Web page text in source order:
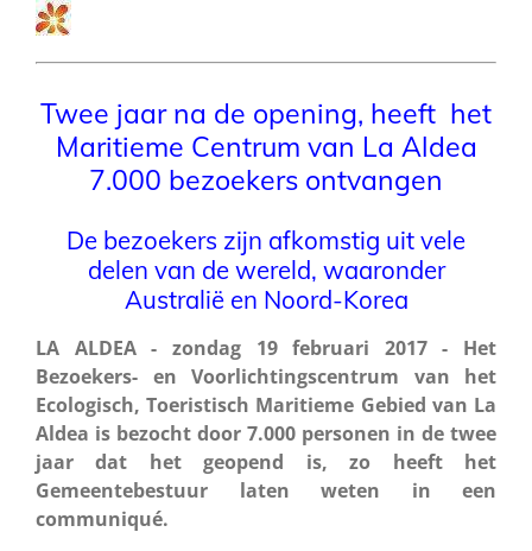
Twee jaar na de opening, heeft het
Maritieme Centrum van La Aldea
7.000 bezoekers ontvangen
De bezoekers zijn afkomstig uit vele
delen van de wereld, waaronder
Australië en Noord-Korea
LA ALDEA - zondag 19 februari 2017 - Het
Bezoekers- en Voorlichtingscentrum van het
Ecologisch, Toeristisch Maritieme Gebied van La
Aldea is bezocht door 7.000 personen in de twee
jaar dat het geopend is, zo heeft het
Gemeentebestuur laten weten in een
communiqué.